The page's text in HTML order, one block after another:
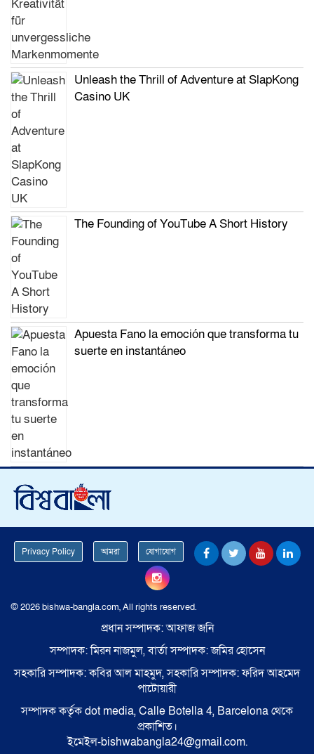
Unleash the Thrill of Adventure at SlapKong
Casino UK
The Founding of YouTube A Short History
Apuesta Fano la emoción que transforma tu
suerte en instantáneo
Privacy Policy আমরা যোগাযোগ
© 2026 bishwa-bangla.com, All rights reserved.
প্রধান সম্পাদক: আফাজ জনি
সম্পাদক: মিরন নাজমুল, বার্তা সম্পাদক: জমির হোসেন
সহকারি সম্পাদক: কবির আল মাহমুদ, সহকারি সম্পাদক: ফরিদ আহমেদ
পাটোয়ারী
সম্পাদক কর্তৃক dot media, Calle Botella 4, Barcelona থেকে
প্রকাশিত।
ইমেইল-bishwabangla24@gmail.com.